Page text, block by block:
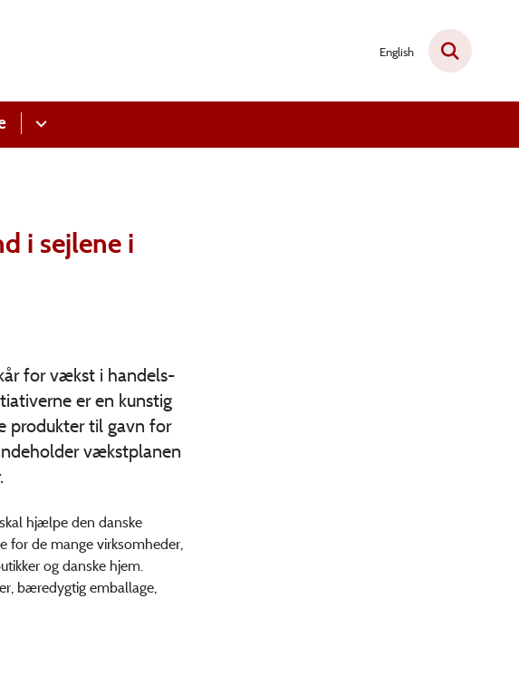
English
i sejlene i
for vækst i handels-
er en kunstig
produkter til gavn for
vækstplanen
hjælpe den danske
for de mange virksomheder,
og danske hjem.
bæredygtig emballage,